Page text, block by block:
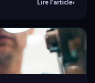
Lire l'article›